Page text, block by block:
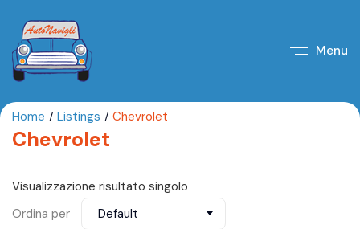
Menu
Home Listings Chevrolet
Chevrolet
Visualizzazione risultato singolo
Ordina per
Default